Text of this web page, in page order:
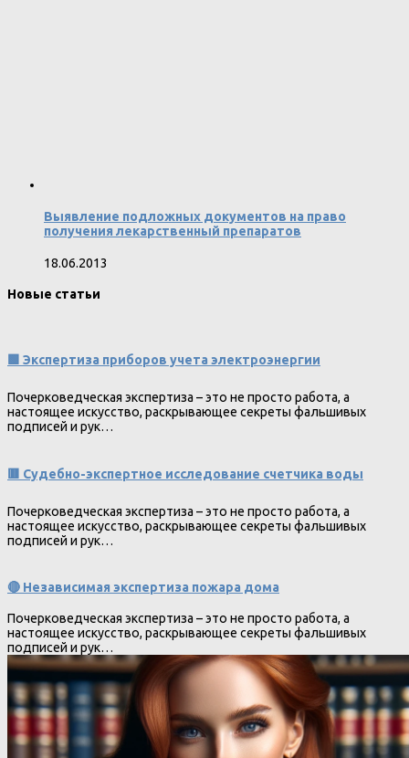
Выявление подложных документов на право
получения лекарственный препаратов
18.06.2013
Новые статьи
🟩 Экспертиза приборов учета электроэнергии
Почерковедческая экспертиза – это не просто работа, а
настоящее искусство, раскрывающее секреты фальшивых
подписей и рук…
🟥 Судебно-экспертное исследование счетчика воды
Почерковедческая экспертиза – это не просто работа, а
настоящее искусство, раскрывающее секреты фальшивых
подписей и рук…
🔴 Независимая экспертиза пожара дома
Почерковедческая экспертиза – это не просто работа, а
настоящее искусство, раскрывающее секреты фальшивых
подписей и рук…